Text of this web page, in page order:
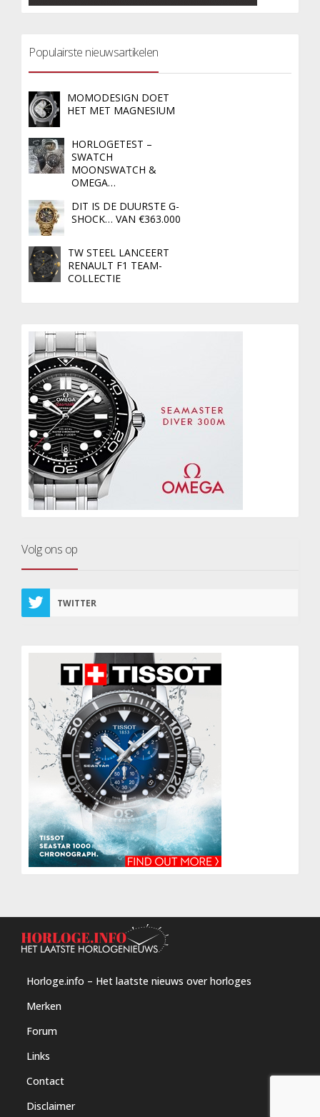
Populairste nieuwsartikelen
MOMODESIGN DOET
HET MET MAGNESIUM
HORLOGETEST –
SWATCH
MOONSWATCH &
OMEGA…
DIT IS DE DUURSTE G-
SHOCK… VAN €363.000
TW STEEL LANCEERT
RENAULT F1 TEAM-
COLLECTIE
Volg ons op
TWITTER
Horloge.info – Het laatste nieuws over horloges
Merken
Forum
Links
Contact
Disclaimer